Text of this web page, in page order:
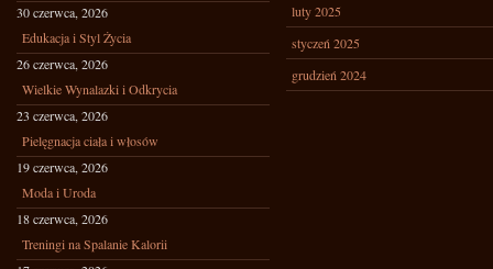
30 czerwca, 2026
Edukacja i Styl Życia
26 czerwca, 2026
Wielkie Wynalazki i Odkrycia
23 czerwca, 2026
Pielęgnacja ciała i włosów
19 czerwca, 2026
Moda i Uroda
18 czerwca, 2026
Treningi na Spalanie Kalorii
luty 2025
styczeń 2025
grudzień 2024